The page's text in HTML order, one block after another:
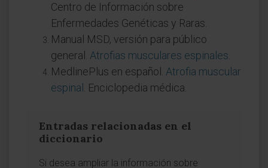
Centro de Información sobre
Enfermedades Genéticas y Raras.
Manual MSD, versión para público
general. Atrofias musculares espinales
MedlinePlus en español. Atrofia muscular
espinal
. Enciclopedia médica.
Entradas relacionadas en el
diccionario
Si desea ampliar la información sobre